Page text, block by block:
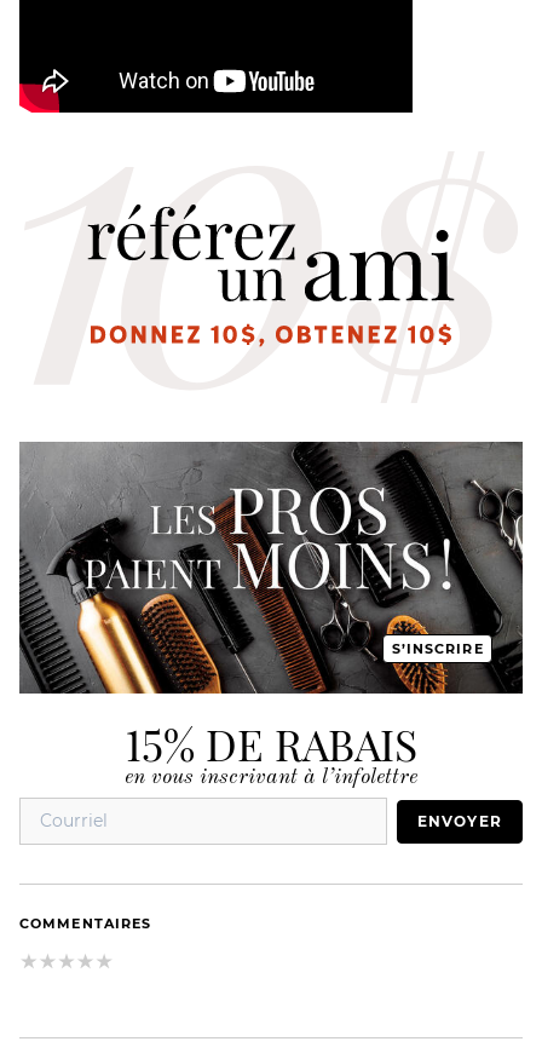
S’INSCRIRE
15% DE RABAIS
en vous inscrivant à l’infolettre
ENVOYER
COMMENTAIRES